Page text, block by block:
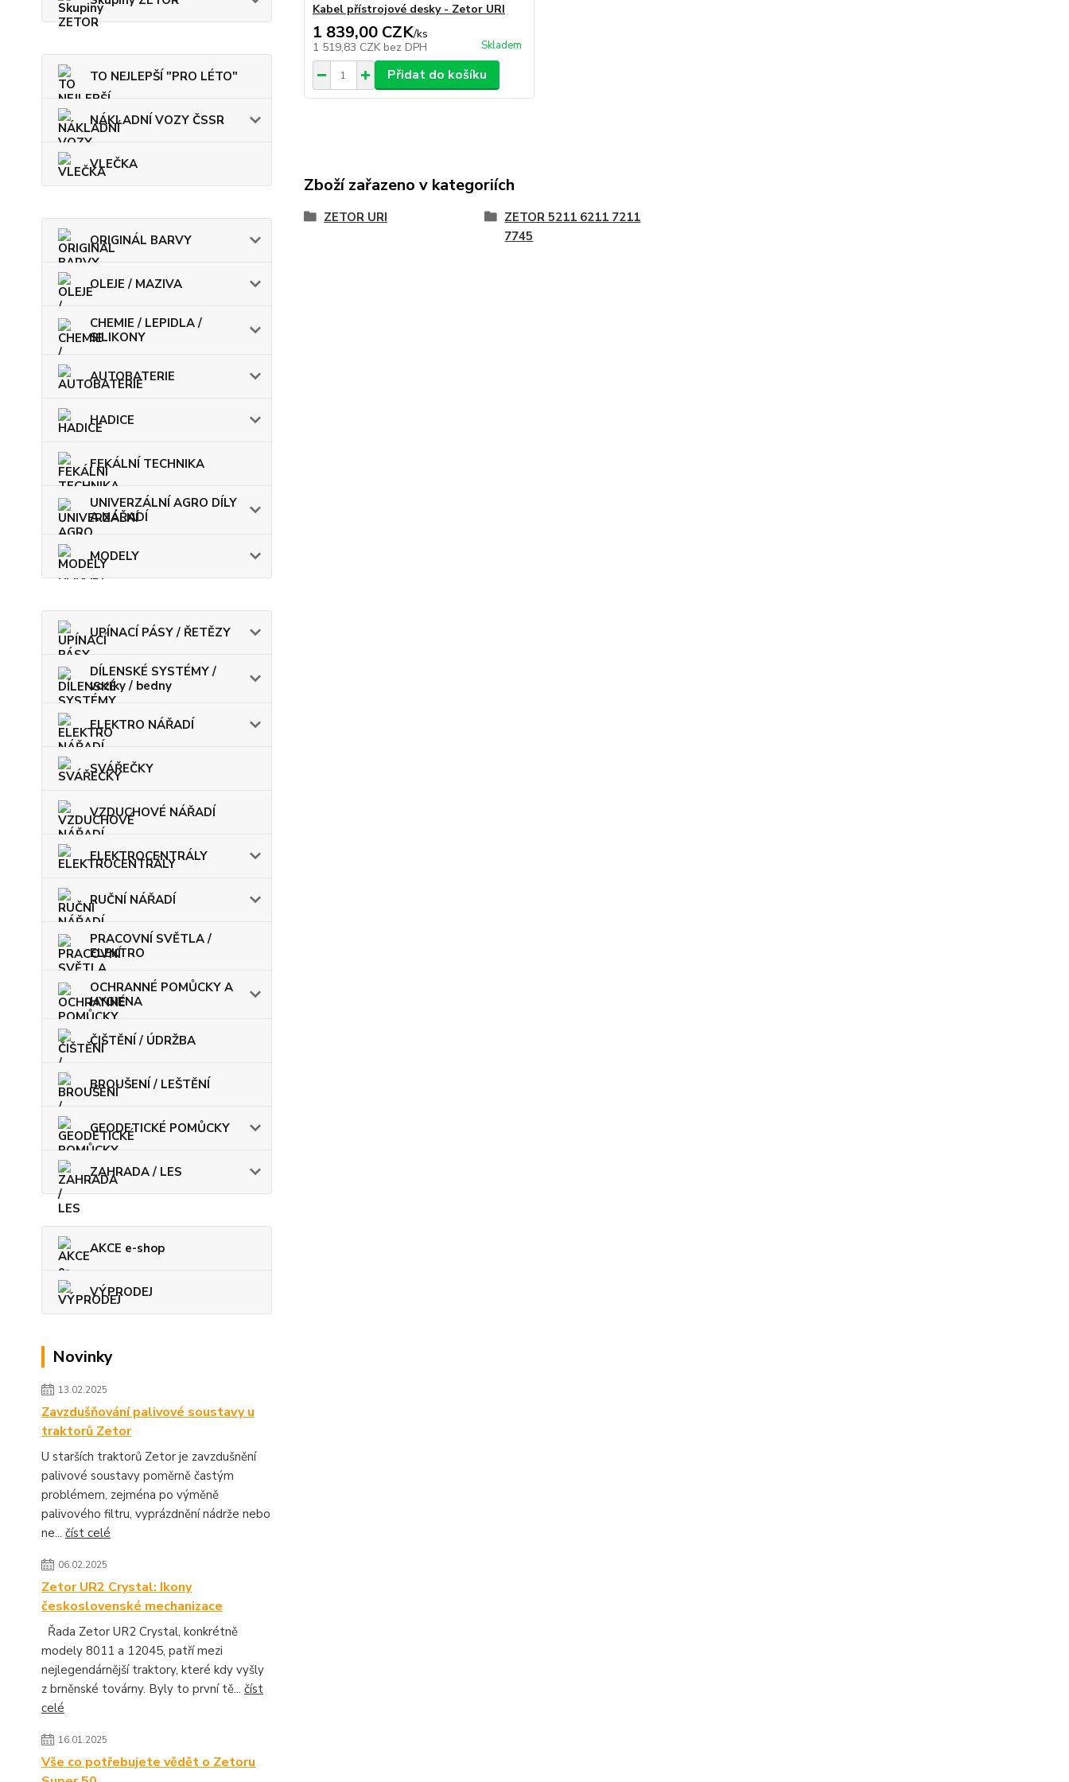
TO NEJLEPŠÍ "PRO LÉTO"
NÁKLADNÍ VOZY ČSSR
VLEČKA
ORIGINÁL BARVY
OLEJE / MAZIVA
CHEMIE / LEPIDLA /
SILIKONY
AUTOBATERIE
HADICE
FEKÁLNÍ TECHNIKA
UNIVERZÁLNÍ AGRO DÍLY
A NÁŘADÍ
MODELY
UPÍNACÍ PÁSY / ŘETĚZY
DÍLENSKÉ SYSTÉMY /
vozíky / bedny
ELEKTRO NÁŘADÍ
SVÁŘEČKY
VZDUCHOVÉ NÁŘADÍ
ELEKTROCENTRÁLY
RUČNÍ NÁŘADÍ
PRACOVNÍ SVĚTLA /
ELEKTRO
OCHRANNÉ POMŮCKY A
HYGIENA
ČIŠTĚNÍ / ÚDRŽBA
BROUŠENÍ / LEŠTĚNÍ
GEODETICKÉ POMŮCKY
ZAHRADA / LES
AKCE e-shop
VÝPRODEJ
Novinky
13.02.2025
Zavzdušňování palivové soustavy u
traktorů Zetor
U starších traktorů Zetor je zavzdušnění
palivové soustavy poměrně častým
problémem, zejména po výměně
palivového filtru, vyprázdnění nádrže nebo
ne... číst celé
06.02.2025
Zetor UR2 Crystal: Ikony
československé mechanizace
Řada Zetor UR2 Crystal, konkrétně
modely 8011 a 12045, patří mezi
nejlegendárnější traktory, které kdy vyšly
z brněnské továrny. Byly to první tě... číst
celé
16.01.2025
Vše co potřebujete vědět o Zetoru
Kabel přístrojové desky - Zetor URI
1 839,00 CZK/ks
1 519,83 CZK bez DPH Skladem
Přidat do košíku
Zboží zařazeno v kategoriích
ZETOR URI
ZETOR 5211 6211 7211
7745